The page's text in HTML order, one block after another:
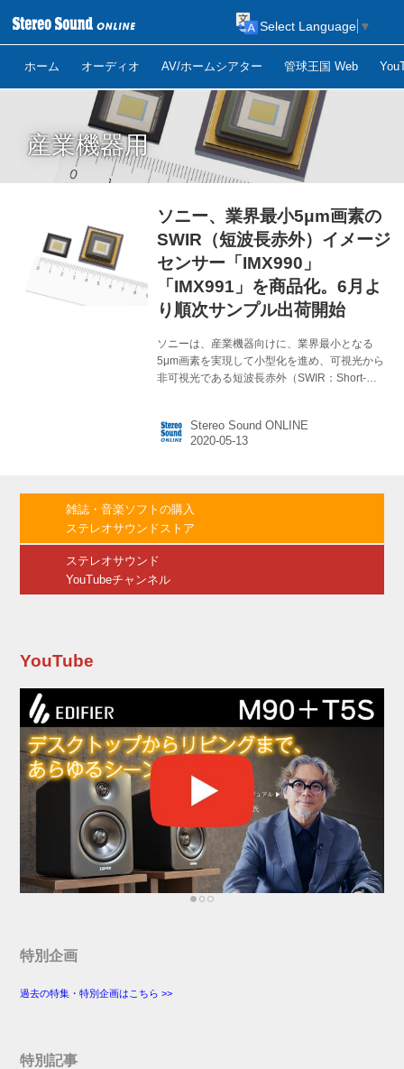
ホーム オーディオ AV/ホームシアター 管球王国 Web
Select Language ▼
産業機器用
ソニー、業界最小5μm画素の
SWIR（短波長赤外）イメージ
センサー「IMX990」
「IMX991」を商品化。6月よ
り順次サンプル出荷開始
ソニーは、産業機器向けに、業界最小となる
5μm画素を実現して小型化を進め、可視光から
非可視光である短波長赤外（SWIR：Short-
「IMX991」を商品化した。 ※トップ画面は、
SWIRイメージセンサー「IMX990」。左はセラ
センサー 電子冷却素子内蔵セラミックPGAパッ
ケージ 2020年7月サンプル出荷予定 価格
Stereo Sound ONLINE
雑誌・音楽ソフトの購入
ステレオサウンドストア
ステレオサウンド
YouTubeチャンネル
YouTube
特別企画
過去の特集・特別企画はこちら >>
特別記事